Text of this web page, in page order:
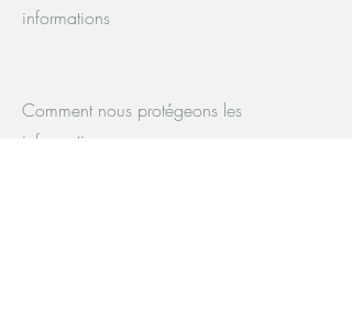
informations
Comment nous protégeons les
informations